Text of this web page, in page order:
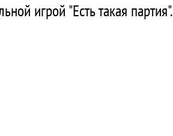
игрой "Есть такая партия".